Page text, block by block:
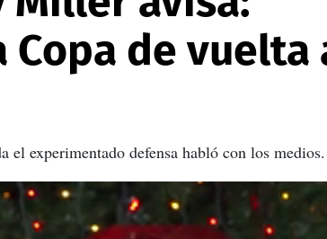
de vuelta
el experimentado defensa habló con los medios.